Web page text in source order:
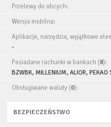
Przelewy do obcych:
Wersja mobilna:
Aplikacje, narzędzia, wyjątkowe
-
Posiadane rachunki w bankach (8):
BZWBK, MILLENIUM, ALIOR,
Obsługiwane waluty (0):
BEZPIECZEŃSTWO